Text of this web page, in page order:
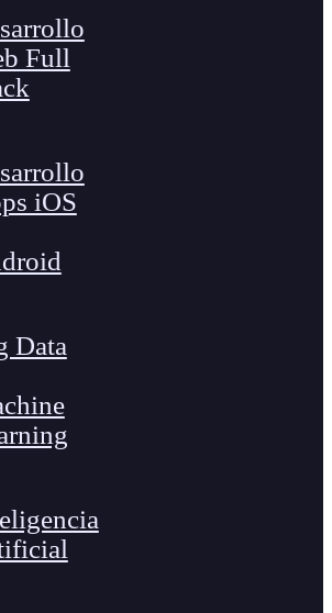
Full
iOS
Data